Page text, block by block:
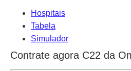
Hospitais
Tabela
Simulador
Contrate agora C22 da